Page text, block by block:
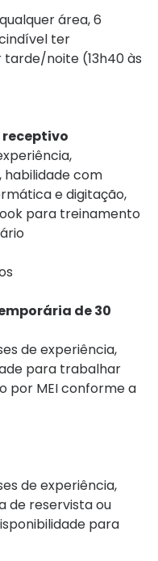
área, 6
ter
noite (13h40 às
com
e digitação,
para treinamento
de 30
de experiência,
para trabalhar
por MEI conforme a
de experiência,
de reservista ou
para